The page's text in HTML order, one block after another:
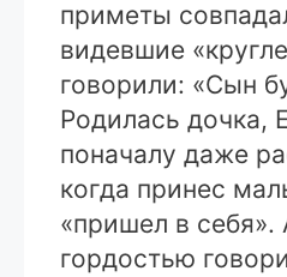
приметы
видевшие
говорили: «Сын
Родилась дочка,
поначалу даже
когда принес
«пришел в себя».
гордостью